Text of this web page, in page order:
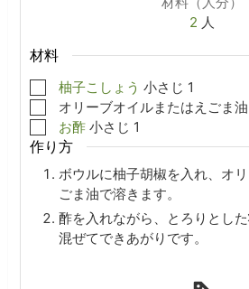
2 人
材料
▢
柚子こしょう 小さじ 1
▢
オリーブオイルまたはえごま油
▢
お酢 小さじ 1
作り方
ボウルに柚子胡椒を入れ、オ
ごま油で溶きます。
酢を入れながら、とろりとし
混ぜてできあがりです。